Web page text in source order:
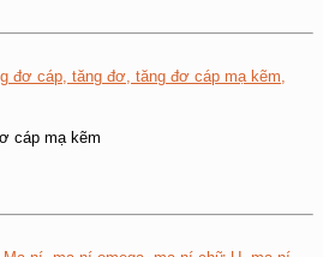
cáp mạ kẽm